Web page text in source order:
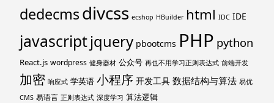
dedecmsdivcss ecshop HBuilder html IDC IDE
javascriptjquery pbootcms PHP python
React.js wordpress 健身器材 公众号 再也不用学习正则表达式 前端开发
加密 响应式 学英语 小程序 开发工具 数据结构与算法 易优
CMS 易语言 正则表达式 深度学习 算法逻辑